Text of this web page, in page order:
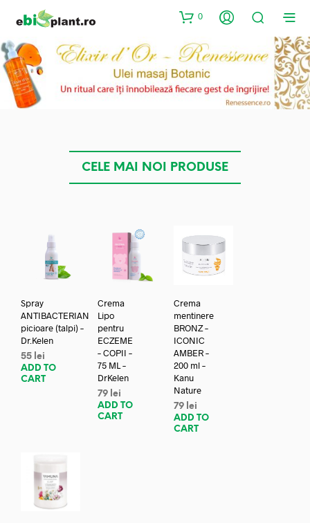
0
CELE MAI NOI PRODUSE
Spray
ANTIBACTERIAN
picioare (talpi) –
Dr.Kelen
55 lei
ADD TO
CART
Crema
Lipo
pentru
ECZEME
– COPII –
75 ML –
DrKelen
79 lei
ADD TO
CART
Crema
mentinere
BRONZ –
ICONIC
AMBER –
200 ml –
Kanu
Nature
79 lei
ADD TO
CART